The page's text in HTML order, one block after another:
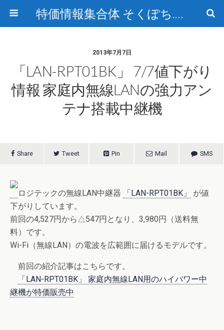
特価情報集合体 そくぽち.com
2013年7月7日
「LAN-RPT01BK」 7/7値下がり
情報 家庭内無線LANの強力アン
テナ搭載中継機
Share Tweet Pin Mail SMS
ロジテックの無線LAN中継器 「LAN-RPT01BK」
が値
下がりしています。
前回の4,527円から△547円となり、3,980円（送料無
料）です。
Wi-Fi（無線LAN）の電波を広範囲に届けるモデルです。
前回の紹介記事はこちらです。
「LAN-RPT01BK」 家庭内無線LAN用のハイパワー中
継機が特価販売中